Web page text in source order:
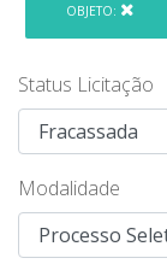
OBJETO:
Status Licitação
Modalidade